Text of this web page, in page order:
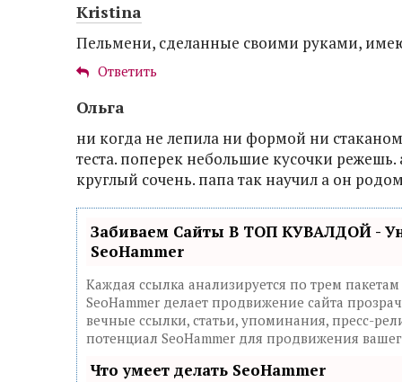
Kristina
Пельмени, сделанные своими руками,
Ответить
Ольга
ни когда не лепила ни формой ни
теста. поперек небольшие кусочки режешь.
круглый сочень. папа так научил а он
Забиваем Сайты В ТОП КУВАЛДОЙ -
SeoHammer
Каждая ссылка анализируется по трем
SeoHammer делает продвижение сайта
вечные ссылки, статьи, упоминания, пресс-
потенциал SeoHammer для продвижения
Что умеет делать SeoHammer